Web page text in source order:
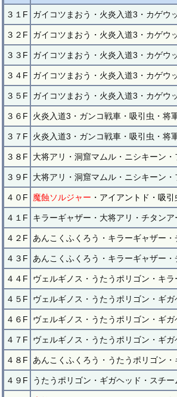
３１F ガイコツまおう・火炎入道3・カゲウ
３２F ガイコツまおう・火炎入道3・カゲウ
３３F ガイコツまおう・火炎入道3・カゲウ
３４F ガイコツまおう・火炎入道3・カゲウ
３５F ガイコツまおう・火炎入道3・カゲウ
３６F 火炎入道3・ガンコ戦車・吸引虫・将
３７F 火炎入道3・ガンコ戦車・吸引虫・将
３８F 大将アリ・洞窟マムル・ニシキーン
３９F 大将アリ・洞窟マムル・ニシキーン
４０F 魔蝕ソルジャー ・アイアントド・吸
４１F キラーギャザー・大将アリ・チタン
４２F あんこくふくろう・キラーギャザー
４３F あんこくふくろう・キラーギャザー
４４F ヴェルギノス・うたうポリゴン・キ
４５F ヴェルギノス・うたうポリゴン・ギ
４６F ヴェルギノス・うたうポリゴン・ギ
４７F ヴェルギノス・うたうポリゴン・ギ
４８F あんこくふくろう・うたうポリゴン
４９F うたうポリゴン・ギガヘッド・スチ